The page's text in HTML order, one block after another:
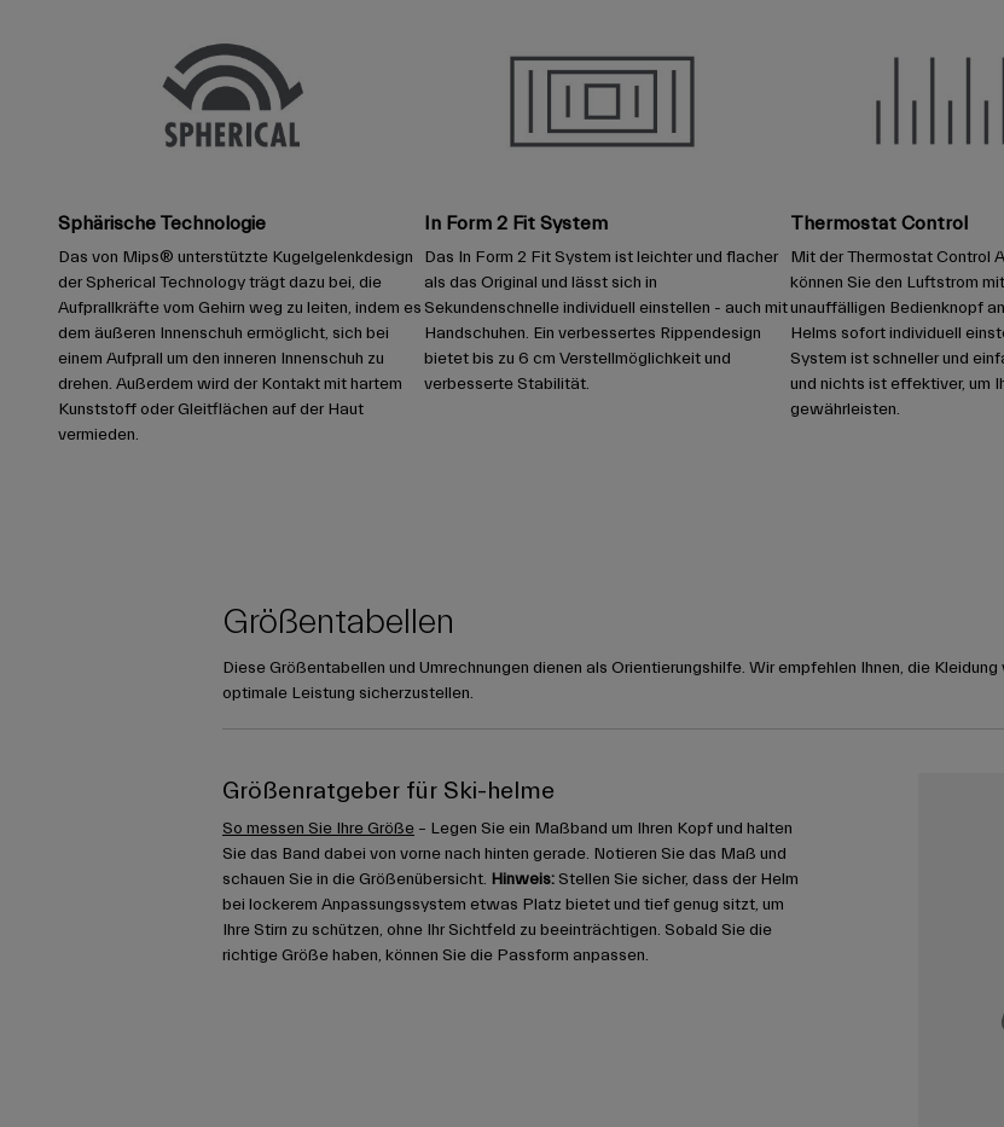
Sphärische Technologie
Das von Mips® unterstützte Kugelgelenkdesign
der Spherical Technology trägt dazu bei, die
Aufprallkräfte vom Gehirn weg zu leiten, indem es
dem äußeren Innenschuh ermöglicht, sich bei
einem Aufprall um den inneren Innenschuh zu
drehen. Außerdem wird der Kontakt mit hartem
Kunststoff oder Gleitflächen auf der Haut
vermieden.
In Form 2 Fit System
Das In Form 2 Fit System ist leichter und flacher
als das Original und lässt sich in
Sekundenschnelle individuell einstellen - auch mit
Handschuhen. Ein verbessertes Rippendesign
bietet bis zu 6 cm Verstellmöglichkeit und
verbesserte Stabilität.
Thermostat Control
Mit der Thermostat Control
können Sie den Luftstrom
unauffälligen Bedienknopf
Helms sofort individuell
System ist schneller und
und nichts ist effektiver, um
gewährleisten.
Größentabellen
Diese Größentabellen und Umrechnungen dienen als Orientierungshilfe. Wir empfehlen Ihnen, die
optimale Leistung sicherzustellen.
Größenratgeber für Ski-helme
So messen Sie Ihre Größe – Legen Sie ein Maßband um Ihren Kopf und halten
Sie das Band dabei von vorne nach hinten gerade. Notieren Sie das Maß und
schauen Sie in die Größenübersicht. Hinweis: Stellen Sie sicher, dass der Helm
bei lockerem Anpassungssystem etwas Platz bietet und tief genug sitzt, um
Ihre Stirn zu schützen, ohne Ihr Sichtfeld zu beeinträchtigen. Sobald Sie die
richtige Größe haben, können Sie die Passform anpassen.